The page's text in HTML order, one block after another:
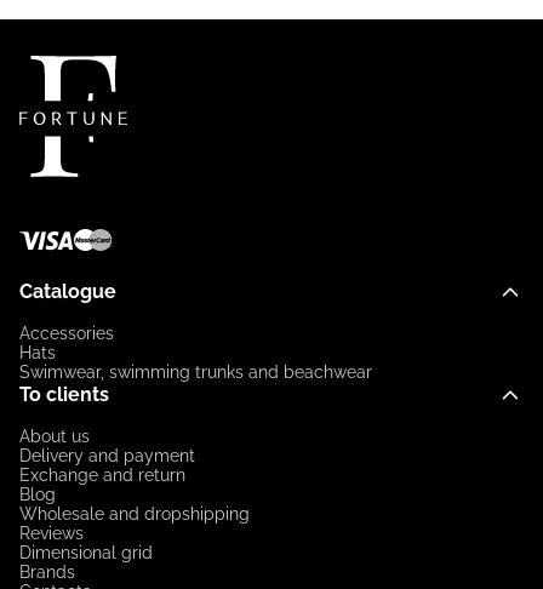
Catalogue
Accessories
Hats
Swimwear, swimming trunks and beachwear
To clients
About us
Delivery and payment
Exchange and return
Blog
Wholesale and dropshipping
Reviews
Dimensional grid
Brands